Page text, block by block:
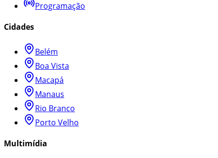
Programação
Cidades
Belém
Boa Vista
Macapá
Manaus
Rio Branco
Porto Velho
Multimídia